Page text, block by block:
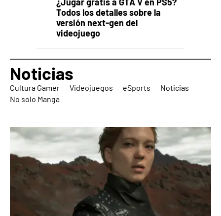
Todos los detalles sobre la
versión next-gen del
videojuego
Noticias
Cultura Gamer Videojuegos eSports
Noticias
No solo Manga